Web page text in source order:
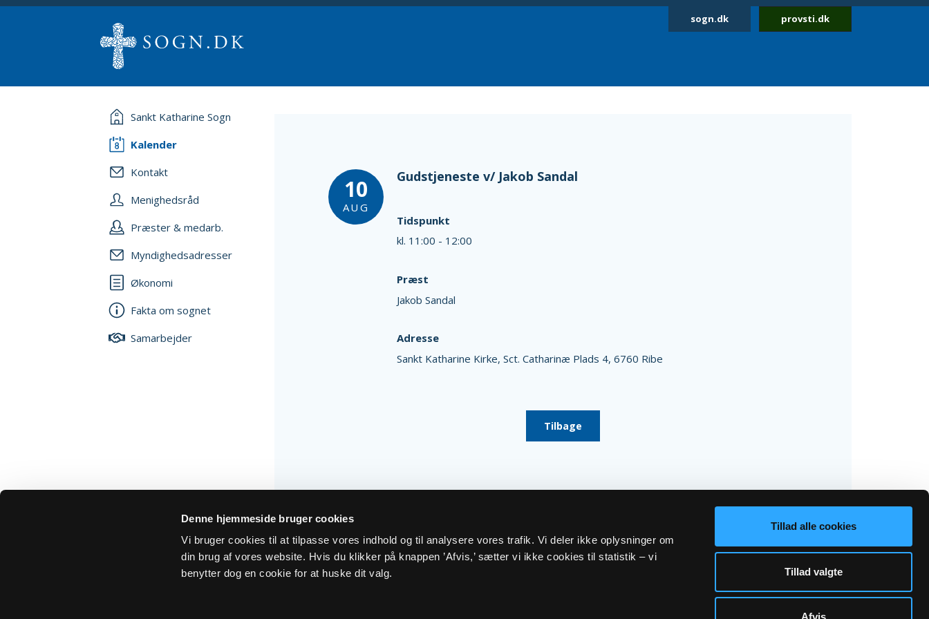
Denne hjemmeside bruger cookies
Vi bruger cookies til at tilpasse vores indhold og til analysere vores trafik. Vi deler ikke oplysninger om
din brug af vores website. Hvis du klikker på knappen ’Afvis,’ sætter vi ikke cookies til statistik – vi
benytter dog en cookie for at huske dit valg.
Tillad alle cookies
Tillad valgte
Afvis
sogn.dk provsti.dk
Sankt Katharine Sogn
Kalender
Kontakt
Menighedsråd
Præster & medarb.
Myndighedsadresser
Økonomi
Fakta om sognet
Samarbejder
10
AUG
Gudstjeneste v/ Jakob Sandal
Tidspunkt
kl. 11:00 - 12:00
Præst
Jakob Sandal
Adresse
Sankt Katharine Kirke, Sct. Catharinæ Plads 4, 6760 Ribe
Tilbage